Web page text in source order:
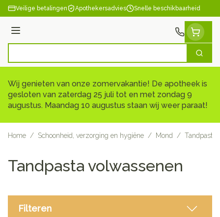
Ga naar de inhoud
Veilige betalingen Apothekersadvies Snelle beschikbaarheid
Menu
Zoek
Wij genieten van onze zomervakantie! De apotheek is
gesloten van zaterdag 25 juli tot en met zondag 9
augustus. Maandag 10 augustus staan wij weer paraat!
Home / Schoonheid, verzorging en hygiëne / Mond / Tandpasta
Tandpasta volwassenen
Filteren